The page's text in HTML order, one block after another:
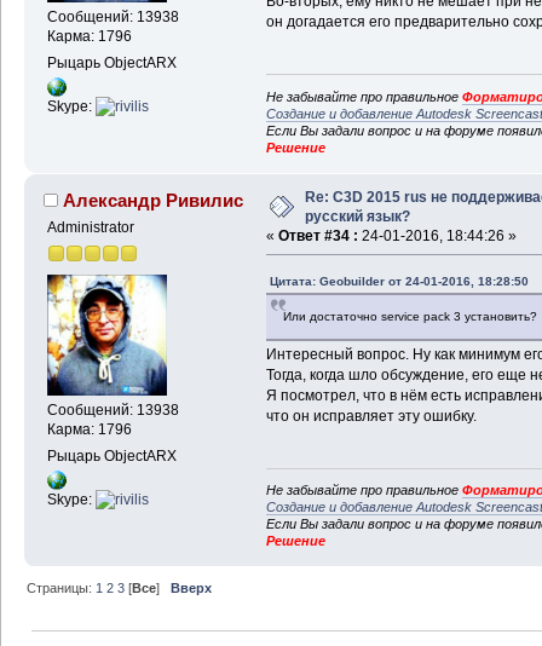
Сообщений: 13938
Карма: 1796
Рыцарь ObjectARX
Skype:
он догадается его предварительно
Не забывайте про правильное
Создание и добавление Autodesk
Если Вы задали вопрос и на форуме
Решение
Александр Ривилис
Administrator
Сообщений: 13938
Карма: 1796
Рыцарь ObjectARX
Skype:
Re: C3D 2015 rus не
русский язык?
« Ответ #34 : 24-01-2016, 18:44:26 »
Цитата: Geobuilder от 24-01-2016, 18:28:50
Или достаточно service pack 3 установить?
Интересный вопрос. Ну как минимум
Тогда, когда шло обсуждение, его еще
Я посмотрел, что в нём есть
что он исправляет эту ошибку.
Не забывайте про правильное
Создание и добавление Autodesk
Если Вы задали вопрос и на форуме
Решение
Страницы: 1 2 3 [Все]Вверх